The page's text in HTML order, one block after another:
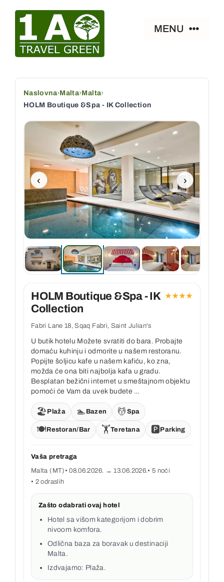
content
MENU
Smeštaj
Zanimljivosti
Paket aranžmani
Ostalo
Kontakt
Naslovna›Malta›Malta›
HOLM Boutique &Spa - IK Collection
‹ ›
HOLM Boutique &Spa - IK
Collection
★★★★
Fabri Lane 18, Sqaq Fabri, Saint Julian's
U butik hotelu Možete svratiti do bara. Probajte
domaću kuhinju i odmorite u našem restoranu.
Popijte šoljicu kafe u našem kafiću, ko zna,
možda će ona biti najbolja kafa u gradu.
Besplatan bežični internet u smeštajnom objektu
pomoći će Vam da uvek budete …
🏖️ Plaža 🏊 Bazen 💆 Spa
🍽️ Restoran/Bar 🏋️Teretana 🅿️ Parking
Vaša pretraga
Malta (MT) • 08.06.2026. → 13.06.2026.• 5 noći
• 2 odraslih
Zašto odabrati ovaj hotel
Hotel sa višom kategorijom i dobrim
nivoom komfora.
Odlična baza za boravak u destinaciji
Malta.
Izdvajamo: Plaža.